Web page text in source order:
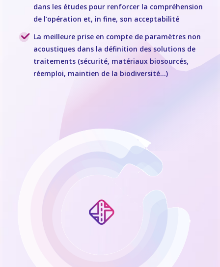
dans les études pour renforcer la compréhension
de l’opération et, in fine, son acceptabilité
La meilleure prise en compte de paramètres non
acoustiques dans la définition des solutions de
traitements (sécurité, matériaux biosourcés,
réemploi, maintien de la biodiversité…)